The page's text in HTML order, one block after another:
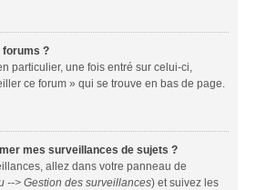
forums ?
particulier, une fois entré sur celui-ci,
ce forum » qui se trouve en bas de page.
mes surveillances de sujets ?
allez dans votre panneau de
--> Gestion des surveillances) et suivez les